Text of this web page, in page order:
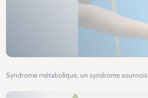
Syndrome métabolique, un syndrome sournois